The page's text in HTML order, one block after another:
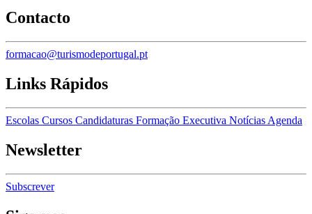
Contacto
formacao@turismodeportugal.pt
Links Rápidos
Escolas Cursos Candidaturas Formação Executiva Notícias Agenda
Newsletter
Subscrever